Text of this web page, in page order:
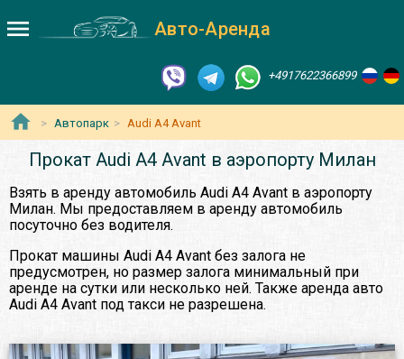
Авто-Аренда
+4917622366899
Автопарк Audi A4 Avant
Прокат Audi A4 Avant в аэропорту Милан
Взять в аренду автомобиль Audi A4 Avant в аэропорту
Милан. Мы предоставляем в аренду автомобиль
посуточно без водителя.
Прокат машины Audi A4 Avant без залога не
предусмотрен, но размер залога минимальный при
аренде на сутки или несколько ней. Также аренда авто
Audi A4 Avant под такси не разрешена.